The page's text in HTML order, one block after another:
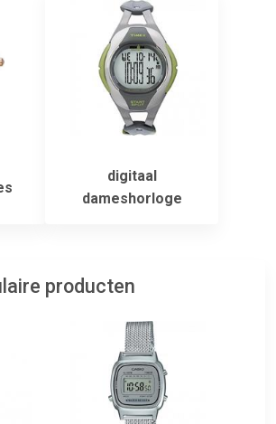
digitaal
dameshorloge
producten